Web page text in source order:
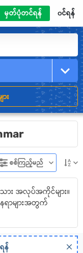
မှတ်ပုံတင်ရန် ၀င်ရန်
း
စစ်ကြည့်မည်
ား အလုပ်အကိုင်များ။
ရာများအတွက်
န်